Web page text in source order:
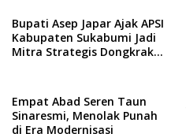
Bupati Asep Japar Ajak APSI
Kabupaten Sukabumi Jadi
Mitra Strategis Dongkrak
Empat Abad Seren Taun
Sinaresmi, Menolak Punah
di Era Modernisasi